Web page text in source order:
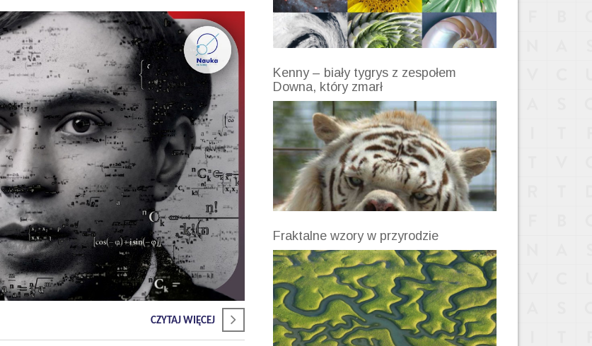
CZYTAJ WIĘCEJ
Kenny – biały tygrys z zespołem
Downa, który zmarł
Fraktalne wzory w przyrodzie